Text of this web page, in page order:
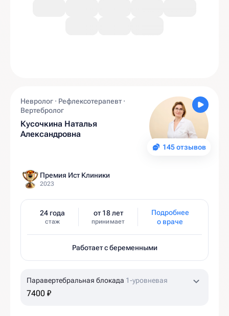
145 отзывов
Невролог · Рефлексотерапевт ·
Вертебролог
Кусочкина Наталья
Александровна
Премия Ист Клиники
2023
24 года
стаж
от 18 лет
принимает
Подробнее
о враче
Работает с беременными
Паравертебральная блокада 1-уровневая
7400 ₽